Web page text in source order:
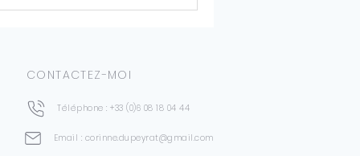
CONTACTEZ-MOI
Téléphone : +33 (0)6 08 18 04 44
Email : corinne.dupeyrat@gmail.com